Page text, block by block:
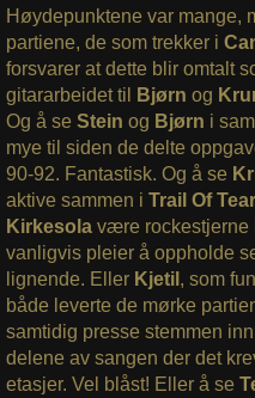
Høydepunktene var mange,
partiene, de som trekker i
forsvarer at dette blir omtalt
gitararbeidet til
Bjørn og
Og å se Stein og Bjørn i
mye til siden de delte
90-92. Fantastisk. Og å se
aktive sammen i Trail Of
Kirkesolavære rockestjerne
vanligvis pleier å oppholde
lignende. Eller Kjetil , som
både leverte de mørke
samtidig presse stemmen
delene av sangen der det
etasjer. Vel blåst! Eller å se